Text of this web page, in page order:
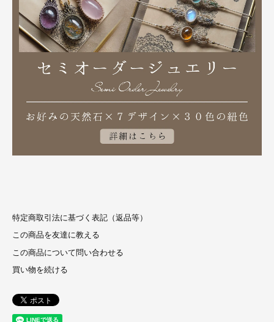
特定商取引法に基づく表記（返品等）
この商品を友達に教える
この商品について問い合わせる
買い物を続ける